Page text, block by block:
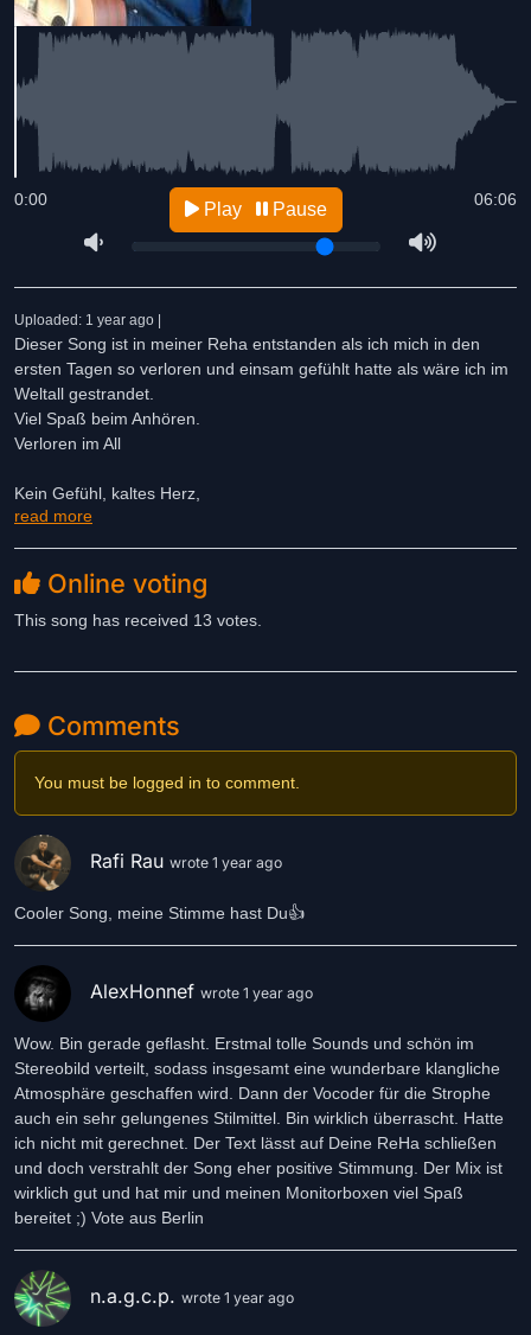
06:06
0:00 Play Pause
Uploaded: 1 year ago |
Dieser Song ist in meiner Reha entstanden als ich mich in den
ersten Tagen so verloren und einsam gefühlt hatte als wäre ich im
Weltall gestrandet.
Viel Spaß beim Anhören.
Verloren im All
Kein Gefühl, kaltes Herz,
völlig leblos,nichts in mir,
Dunkle Nacht, Einsamkeit,
alles schläft ich bin wach,
im Kopf nur Krach, Chaoszeit.
Oh ich fühl mich so leer.
Chorus:
Ich bin verloren im All, wie ein Atom im Urknall,
Mein Raumschiff ohne Pilot, ziellos in großer Not.
Ohne Fallschirm ohne Rettungsboot.
Kein Kontakt, isoliert,
ohne Zukunft zieh ich hier,
meine Bahn, jeden Tag.
Schon so lang so allein
ohne Hoffnung keiner weiß,
wo ich bin hier im All.
Oh , mein Herz ist so schwer,
Oh ich fühl mich so leer.
Bridge:
Vielleicht kommt doch irgendwann,
jemand vorbei der mich retten kann.
Der weiß wie es weiter geht,
Wohin die Reise mich noch führt.
read more
Online voting
This song has received 13 votes.
Comments
You must be logged in to comment.
Rafi Rau wrote 1 year ago
Cooler Song, meine Stimme hast Du👍
AlexHonnef wrote 1 year ago
Wow. Bin gerade geflasht. Erstmal tolle Sounds und schön im
Stereobild verteilt, sodass insgesamt eine wunderbare klangliche
Atmosphäre geschaffen wird. Dann der Vocoder für die Strophe
auch ein sehr gelungenes Stilmittel. Bin wirklich überrascht. Hatte
ich nicht mit gerechnet. Der Text lässt auf Deine ReHa schließen
und doch verstrahlt der Song eher positive Stimmung. Der Mix ist
wirklich gut und hat mir und meinen Monitorboxen viel Spaß
n.a.g.c.p. wrote 1 year ago